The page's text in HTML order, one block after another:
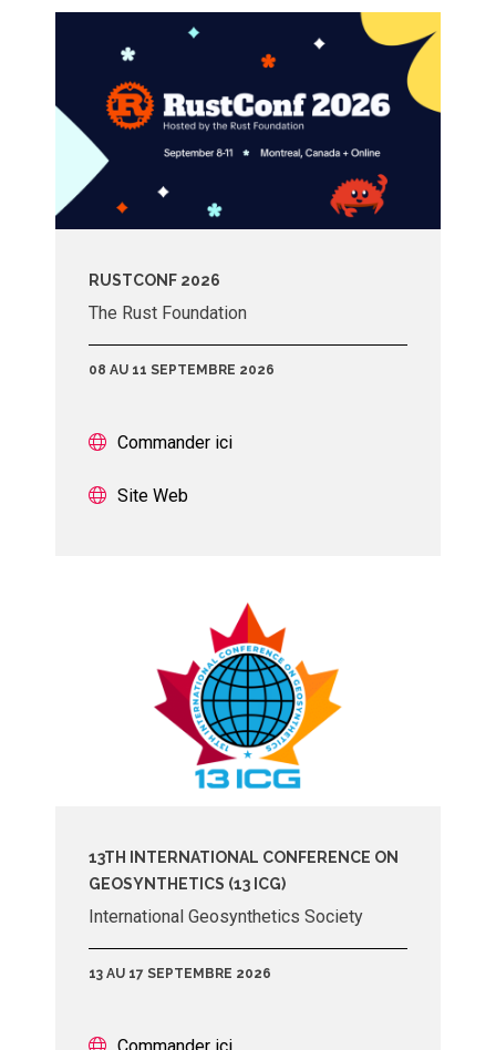
RUSTCONF 2026
The Rust Foundation
08 AU 11 SEPTEMBRE 2026
Commander ici
Site Web
13TH INTERNATIONAL CONFERENCE ON
GEOSYNTHETICS (13 ICG)
International Geosynthetics Society
13 AU 17 SEPTEMBRE 2026